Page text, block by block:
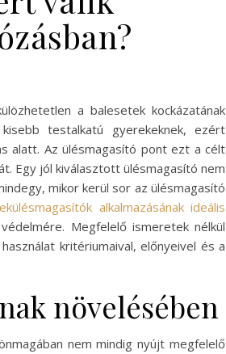
a balesetek kockázatának
testalkatú gyerekeknek, ezért
alatt. Az ülésmagasító pont ezt a célt
Egy jól kiválasztott ülésmagasító nem
mikor kerül sor az ülésmagasító
alkalmazásának ideális
Megfelelő ismeretek nélkül
kritériumaival, előnyeivel és a
növelésében
nem mindig nyújt megfelelő